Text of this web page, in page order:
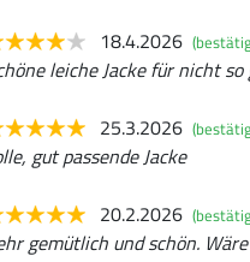
18.4.2026
leiche Jacke für nicht
25.3.2026
gut passende Jacke
20.2.2026
gemütlich und schön.